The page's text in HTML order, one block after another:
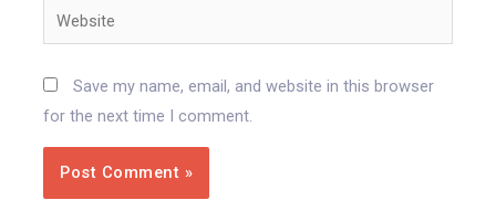
Website
Save my name, email, and website in this browser
for the next time I comment.